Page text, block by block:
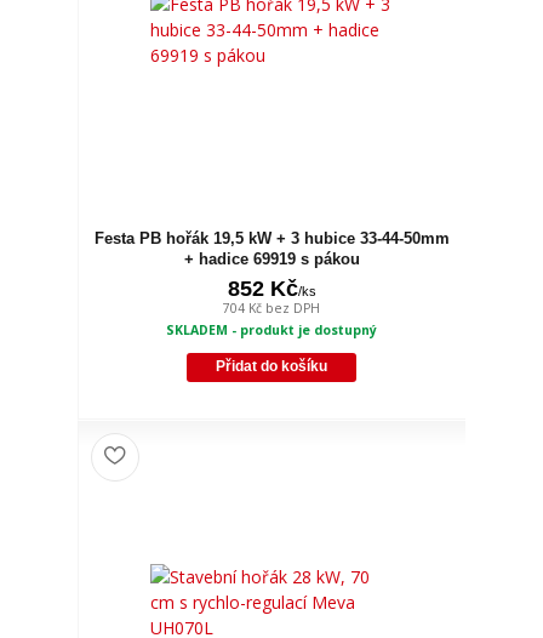
Festa PB hořák 19,5 kW + 3 hubice 33-44-50mm
+ hadice 69919 s pákou
852 Kč/ks
704 Kč bez DPH
SKLADEM - produkt je dostupný
Přidat do košíku